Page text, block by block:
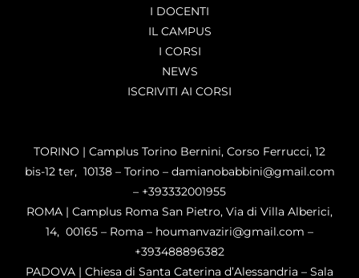
I DOCENTI
IL CAMPUS
I CORSI
NEWS
ISCRIVITI AI CORSI
TORINO | Camplus Torino Bernini, Corso Ferrucci, 12
bis-12 ter, 10138 – Torino – damianobabbini@gmail.com
– +393332001955
ROMA | Camplus Roma San Pietro, Via di Villa Alberici,
14, 00165 – Roma – houmanvaziri@gmail.com –
+393488896382
PADOVA | Chiesa di Santa Caterina d’Alessandria – Sala